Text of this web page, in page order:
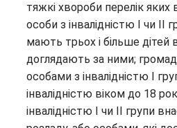
тяжкі хвороби перелік яких
особи з інвалідністю I чи II
мають трьох і більше дітей
доглядають за ними;
особами з інвалідністю I
інвалідністю віком до 18
інвалідністю I чи II групи